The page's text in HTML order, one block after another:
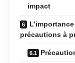
impact
précautions à